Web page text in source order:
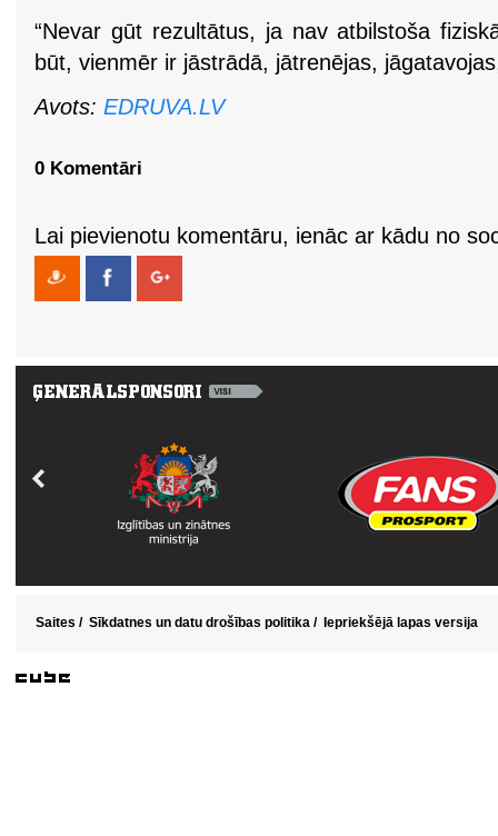
“Nevar gūt rezultātus, ja nav atbilstoša
būt, vienmēr ir jāstrādā, jātrenējas,
Avots: EDRUVA.LV
0 Komentāri
Lai pievienotu komentāru, ienāc ar kādu no
Saites / Sīkdatnes un datu drošības politika / Iepriekšējā lapas versija